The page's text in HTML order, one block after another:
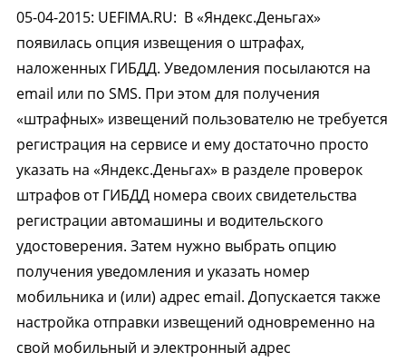
05-04-2015: UEFIMA.RU: В «Яндекс.Деньгах»
появилась опция извещения о штрафах,
наложенных ГИБДД. Уведомления посылаются на
email или по SMS. При этом для получения
«штрафных» извещений пользователю не требуется
регистрация на сервисе и ему достаточно просто
указать на «Яндекс.Деньгах» в разделе проверок
штрафов от ГИБДД номера своих свидетельства
регистрации автомашины и водительского
удостоверения. Затем нужно выбрать опцию
получения уведомления и указать номер
мобильника и (или) адрес email. Допускается также
настройка отправки извещений одновременно на
свой мобильный и электронный адрес